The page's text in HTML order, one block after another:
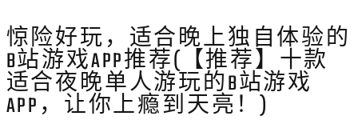
惊险好玩，适合晚上独自体验的
B站游戏APP推荐(【推荐】十款
适合夜晚单人游玩的B站游戏
APP，让你上瘾到天亮！)